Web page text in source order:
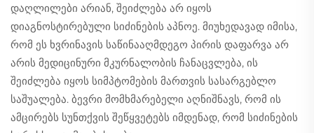
დაღლილები არიან, შეიძლება არ იყოს
დიაგნოსტირებული სიძინების აპნოე. მიუხედავად იმისა,
რომ ეს ხვრინავის საწინააღმდეგო პირის დაფარვა არ
არის მედიცინური მკურნალობის ჩანაცვლება, ის
შეიძლება იყოს სიმპტომების მართვის სასარგებლო
საშუალება. ბევრი მომხმარებელი აღნიშნავს, რომ ის
ამცირებს სუნთქვის შეწყვეტებს იმდენად, რომ სიძინების